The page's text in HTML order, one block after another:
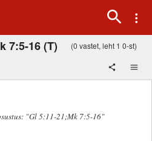
7:5-16 (T) (0 vastet, leht 1 0-st)
"Gl 5:11-21;Mk 7:5-16"